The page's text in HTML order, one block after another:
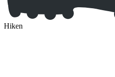
Hiken